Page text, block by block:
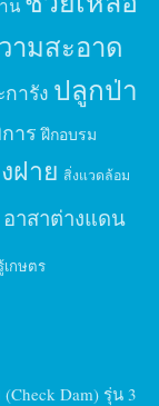
น
ามสะอาด
ารัง ปลูกป่า
าร ฝึกอบรม
ฝาย สิ่งแวดล้อม
อาสาต่างแดน
เกษตร
Dam) รุ่น 3